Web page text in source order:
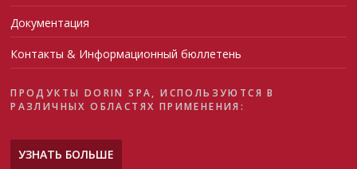
Документация
Контакты & Информационный бюллетень
ПРОДУКТЫ DORIN SPA, ИСПОЛЬЗУЮТСЯ В
РАЗЛИЧНЫХ ОБЛАСТЯХ ПРИМЕНЕНИЯ:
УЗНАТЬ БОЛЬШЕ